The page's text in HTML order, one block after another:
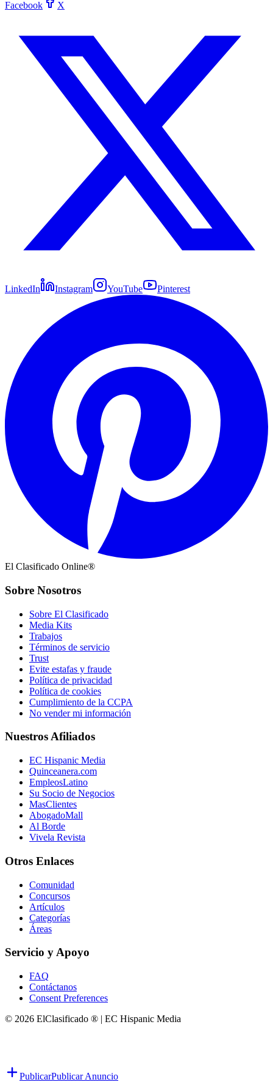
Facebook X
LinkedIn Instagram YouTube Pinterest
El Clasificado Online®
Sobre Nosotros
Sobre El Clasificado
Media Kits
Trabajos
Términos de servicio
Trust
Evite estafas y fraude
Política de privacidad
Política de cookies
Cumplimiento de la CCPA
No vender mi información
Nuestros Afiliados
EC Hispanic Media
Quinceanera.com
EmpleosLatino
Su Socio de Negocios
MasClientes
AbogadoMall
Al Borde
Vivela Revista
Otros Enlaces
Comunidad
Concursos
Artículos
Categorías
Áreas
Servicio y Apoyo
FAQ
Contáctanos
Consent Preferences
© 2026 ElClasificado ® | EC Hispanic Media
PublicarPublicar Anuncio